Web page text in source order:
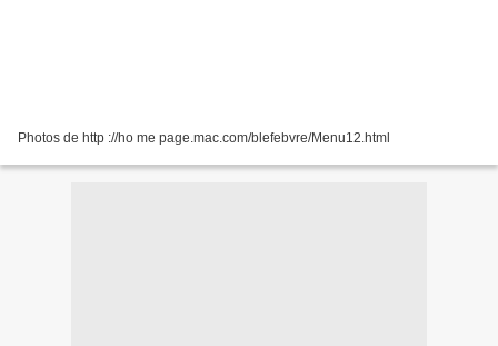
Photos de http ://ho me page.mac.com/blefebvre/Menu12.html